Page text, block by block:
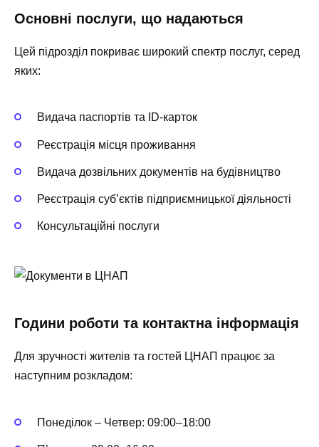
Основні послуги, що надаються
Цей підрозділ покриває широкий спектр послуг, серед
яких:
Видача паспортів та ID-карток
Реєстрація місця проживання
Видача дозвільних документів на будівництво
Реєстрація суб’єктів підприємницької діяльності
Консультаційні послуги
Години роботи та контактна інформація
Для зручності жителів та гостей ЦНАП працює за
наступним розкладом:
Понеділок – Четвер: 09:00–18:00